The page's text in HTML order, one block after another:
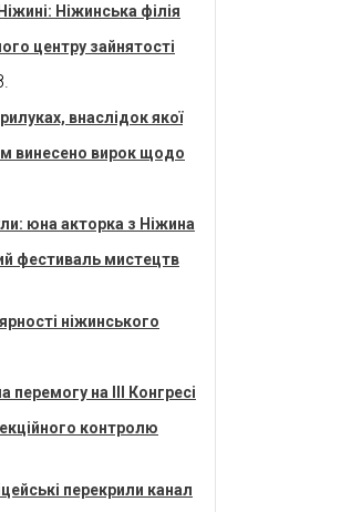
Ніжинська філія
центру зайнятості
внаслідок якої
винесено вирок щодо
юна акторка з Ніжина
фестиваль мистецтв
ніжинського
на ІІІ Конгресі
контролю
перекрили канал